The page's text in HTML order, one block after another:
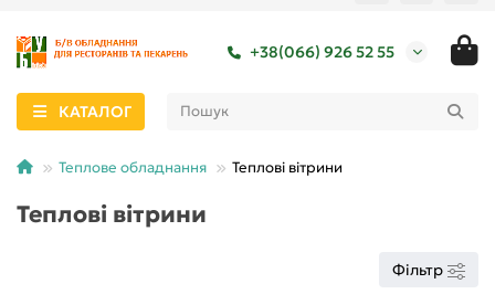
+38(066) 926 52 55
КАТАЛОГ
Теплове обладнання Теплові вітрини
Теплові вітрини
Фільтр